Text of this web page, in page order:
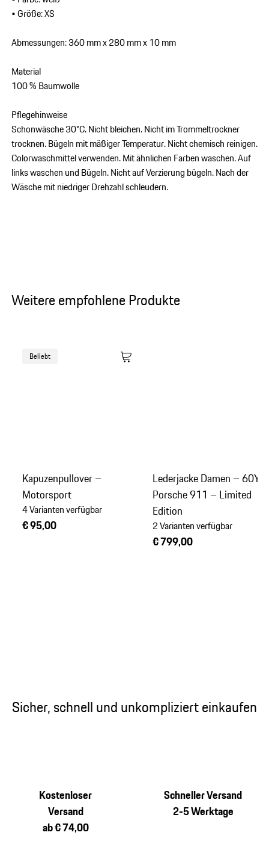
• Größe: XS
Abmessungen: 360 mm x 280 mm x 10 mm
Material
100 % Baumwolle
Pflegehinweise
Schonwäsche 30°C. Nicht bleichen. Nicht im Trommeltrockner
trocknen. Bügeln mit mäßiger Temperatur. Nicht chemisch reinigen.
Colorwaschmittel verwenden. Mit ähnlichen Farben waschen. Auf
links waschen und Bügeln. Nicht auf Verzierung bügeln. Nach der
Wäsche mit niedriger Drehzahl schleudern.
Weitere empfohlene Produkte
Beliebt
Kapuzenpullover –
Motorsport
4 Varianten verfügbar
€ 95,00
Lederjacke Damen – 60Y
Porsche 911 – Limited
Edition
2 Varianten verfügbar
€ 799,00
Sicher, schnell und unkompliziert einkaufen
Kostenloser
Versand
ab € 74,00
Schneller Versand
2-5 Werktage